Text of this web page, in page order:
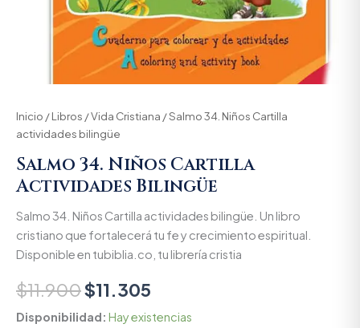
Inicio /Libros /Vida Cristiana / Salmo 34. Niños Cartilla
actividades bilingüe
Salmo 34. Niños Cartilla
Actividades Bilingüe
Salmo 34. Niños Cartilla actividades bilingüe. Un libro
cristiano que fortalecerá tu fe y crecimiento espiritual.
Disponible en tubiblia.co, tu librería cristia
$11.900$11.305
Disponibilidad: Hay existencias